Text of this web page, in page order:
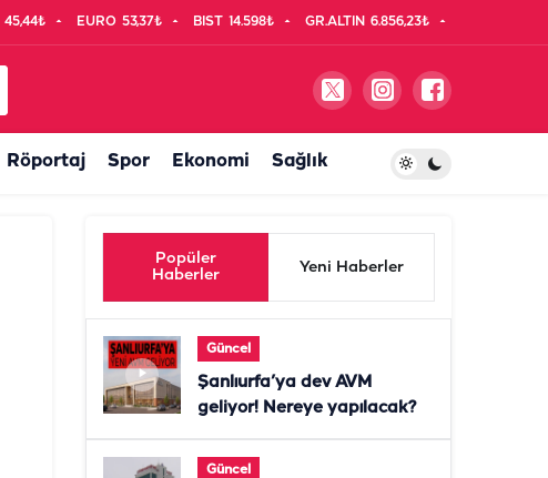
45,44₺ EURO 53,37₺ BIST 14.598₺ GR.ALTIN 6.856,23₺
Röportaj Spor Ekonomi Sağlık
Popüler
Haberler
Yeni Haberler
Güncel
Şanlıurfa’ya dev AVM
geliyor! Nereye yapılacak?
Güncel